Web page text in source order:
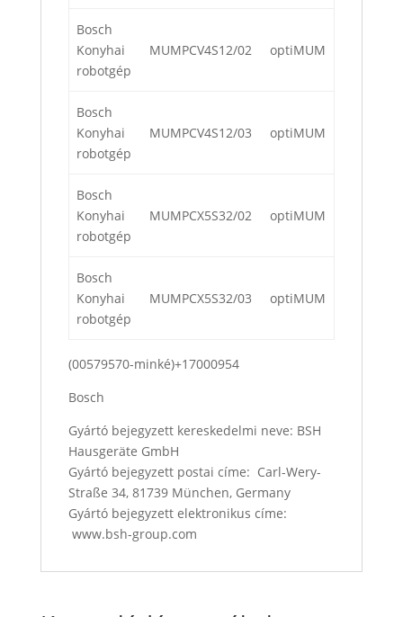
Bosch
Konyhai
robotgép
MUMPCV4S12/02 optiMUM
Bosch
Konyhai
robotgép
MUMPCV4S12/03 optiMUM
Bosch
Konyhai
robotgép
MUMPCX5S32/02 optiMUM
Bosch
Konyhai
robotgép
MUMPCX5S32/03 optiMUM
(00579570-minké)+17000954
Bosch
Gyártó bejegyzett kereskedelmi neve: BSH
Hausgeräte GmbH
Gyártó bejegyzett postai címe: Carl-Wery-
Straße 34, 81739 München, Germany
Gyártó bejegyzett elektronikus címe:
www.bsh-group.com